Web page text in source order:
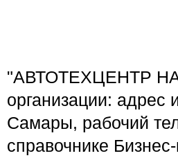
"АВТОТЕХЦЕНТР НА
организации: адрес
Самары, рабочий
справочнике